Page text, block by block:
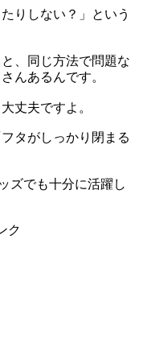
りしない？」という
、同じ方法で問題な
んあるんです。
丈夫ですよ。
タがしっかり閉まる
ズでも十分に活躍し
ク